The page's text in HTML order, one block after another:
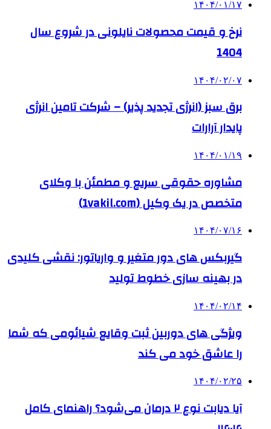
۱۴۰۴/۰۱/۱۷
نرخ و قیمت محصولات نایلونی در شروع سال
1404
۱۴۰۴/۰۲/۰۷
برق سبز (انرژی تجدید پذیر) – شرکت تامین انرژی
پایدار آرارات
۱۴۰۴/۰۱/۱۹
مشاوره حقوقی سریع و مطمئن با وکلای
متخصص در یک وکیل (1vakil.com)
۱۴۰۴/۰۷/۱۶
گیربکس های دور متغیر و واریاتور: نقشی کلیدی
در بهینه سازی خطوط تولید
۱۴۰۴/۰۲/۱۴
ویژگی های دوربین ثبت وقایع شیائومی که شما
را عاشق خود می کند
۱۴۰۴/۰۲/۲۵
آیا دیابت نوع ۲ درمان می‌شود؟ راهنمای کامل